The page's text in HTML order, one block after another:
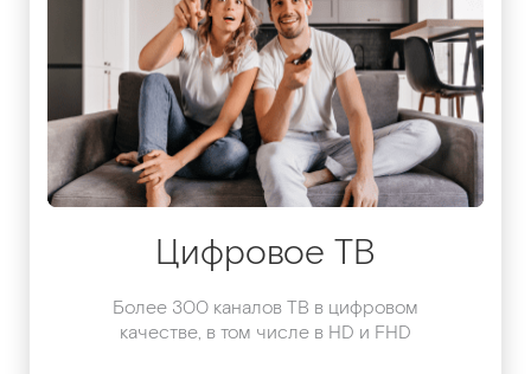
Цифровое ТВ
Более 300 каналов ТВ в цифровом
качестве, в том числе в HD и FHD